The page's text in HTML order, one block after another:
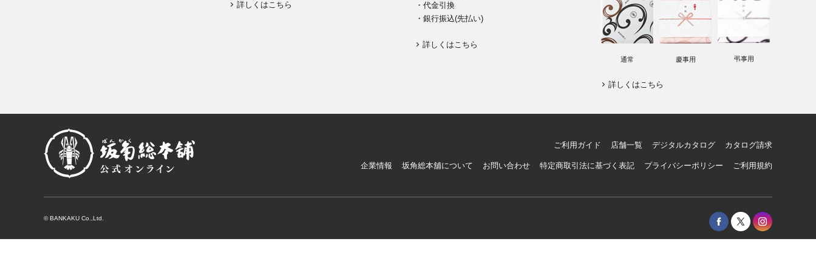
詳しくはこちら
・代金引換
・銀行振込(先払い)
詳しくはこちら
通常 慶事用 弔事用
詳しくはこちら
ご利用ガイド 店舗一覧 デジタルカタログ カタログ請求
企業情報 坂角総本舖について お問い合わせ 特定商取引法に基づく表記 プライバシーポリシー ご利用規約
© BANKAKU Co.,Ltd.